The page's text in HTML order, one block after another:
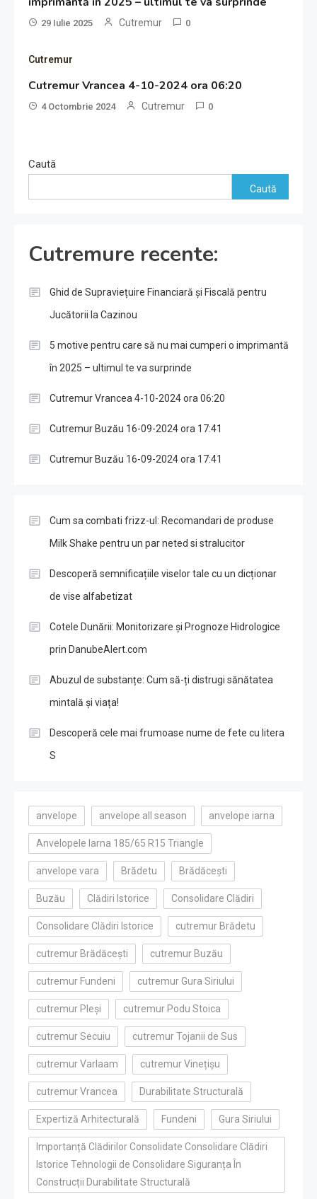
29 Iulie 2025 Cutremur 0
Cutremur
Cutremur Vrancea 4-10-2024 ora 06:20
4 Octombrie 2024 Cutremur 0
Caută
Caută
Cutremure recente:
Ghid de Supraviețuire Financiară și Fiscală pentru
Jucătorii la Cazinou
5 motive pentru care să nu mai cumperi o imprimantă
în 2025 – ultimul te va surprinde
Cutremur Vrancea 4-10-2024 ora 06:20
Cutremur Buzău 16-09-2024 ora 17:41
Cutremur Buzău 16-09-2024 ora 17:41
Cum sa combati frizz-ul: Recomandari de produse
Milk Shake pentru un par neted si stralucitor
Descoperă semnificațiile viselor tale cu un dicționar
de vise alfabetizat
Cotele Dunării: Monitorizare și Prognoze Hidrologice
prin DanubeAlert.com
Abuzul de substanțe: Cum să-ți distrugi sănătatea
mintală și viața!
Descoperă cele mai frumoase nume de fete cu litera
S
anvelope anvelope all season anvelope iarna
Anvelopele Iarna 185/65 R15 Triangle
anvelope vara Brădetu Brădăcești
Buzău Clădiri Istorice Consolidare Clădiri
Consolidare Clădiri Istorice cutremur Brădetu
cutremur Brădăcești cutremur Buzău
cutremur Fundeni cutremur Gura Siriului
cutremur Pleși cutremur Podu Stoica
cutremur Secuiu cutremur Tojanii de Sus
cutremur Varlaam cutremur Vinețișu
cutremur Vrancea Durabilitate Structurală
Expertiză Arhitecturală Fundeni Gura Siriului
Importanță Clădirilor Consolidate Consolidare Clădiri
Istorice Tehnologii de Consolidare Siguranța În
Construcții Durabilitate Structurală